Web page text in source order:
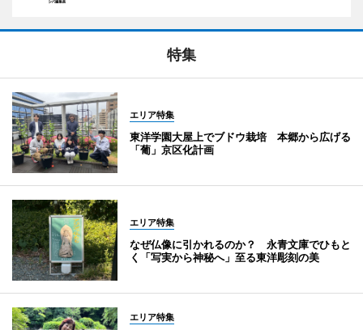
特集
エリア特集
東洋学園大屋上でブドウ栽培 本郷から広げる
「葡」京区化計画
エリア特集
なぜ仏像に引かれるのか？ 永青文庫でひもと
く「写実から神秘へ」至る東洋彫刻の美
エリア特集